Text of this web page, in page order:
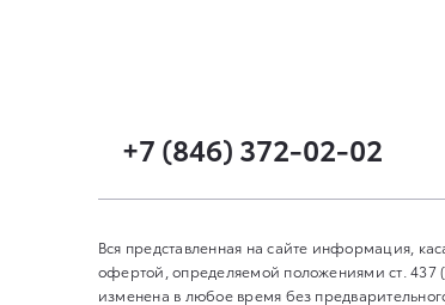
+7 (846) 372-02-02
Вся представленная на сайте информация,
офертой, определяемой положениями ст.
изменена в любое время без